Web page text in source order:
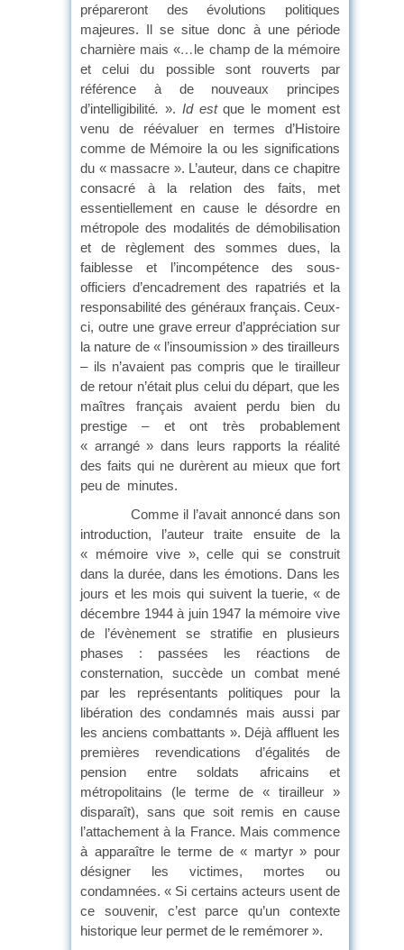
prépareront des évolutions politiques
majeures. Il se situe donc à une période
charnière mais «…le champ de la mémoire
et celui du possible sont rouverts par
référence à de nouveaux principes
d’intelligibilité. ». Id estque le moment est
venu de réévaluer en termes d’Histoire
comme de Mémoire la ou les significations
du « massacre ». L’auteur, dans ce chapitre
consacré à la relation des faits, met
essentiellement en cause le désordre en
métropole des modalités de démobilisation
et de règlement des sommes dues, la
faiblesse et l’incompétence des sous-
officiers d’encadrement des rapatriés et la
responsabilité des généraux français. Ceux-
ci, outre une grave erreur d’appréciation sur
la nature de « l’insoumission » des tirailleurs
– ils n’avaient pas compris que le tirailleur
de retour n’était plus celui du départ, que les
maîtres français avaient perdu bien du
prestige – et ont très probablement
« arrangé » dans leurs rapports la réalité
des faits qui ne durèrent au mieux que fort
peu de minutes.
Comme il l’avait annoncé dans son
introduction, l’auteur traite ensuite de la
« mémoire vive », celle qui se construit
dans la durée, dans les émotions. Dans les
jours et les mois qui suivent la tuerie, « de
décembre 1944 à juin 1947 la mémoire vive
de l’évènement se stratifie en plusieurs
phases : passées les réactions de
consternation, succède un combat mené
par les représentants politiques pour la
libération des condamnés mais aussi par
les anciens combattants ». Déjà affluent les
premières revendications d’égalités de
pension entre soldats africains et
métropolitains (le terme de « tirailleur »
disparaît), sans que soit remis en cause
l’attachement à la France. Mais commence
à apparaître le terme de « martyr » pour
désigner les victimes, mortes ou
condamnées. « Si certains acteurs usent de
ce souvenir, c’est parce qu’un contexte
historique leur permet de le remémorer ».